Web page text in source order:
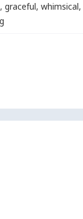
, graceful, whimsical,